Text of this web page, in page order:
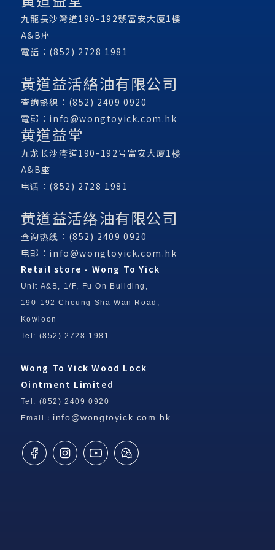
九龍長沙灣道190-192號富安大廈1樓
A&B座
電話：(852) 2728 1981
黃道益活絡油有限公司
查詢熱線：(852) 2409 0920
電郵： info@wongtoyick.com.hk
黄道益堂
九龙长沙湾道190-192号富安大厦1楼
A&B座
电话：(852) 2728 1981
黄道益活络油有限公司
查询热线：(852) 2409 0920
电邮： info@wongtoyick.com.hk
Retail store - Wong To Yick
Unit A&B, 1/F, Fu On Building,
190-192 Cheung Sha Wan Road,
Kowloon
Tel: (852) 2728 1981
Wong To Yick Wood Lock
Ointment Limited
Tel: (852) 2409 0920
Email： info@wongtoyick.com.hk